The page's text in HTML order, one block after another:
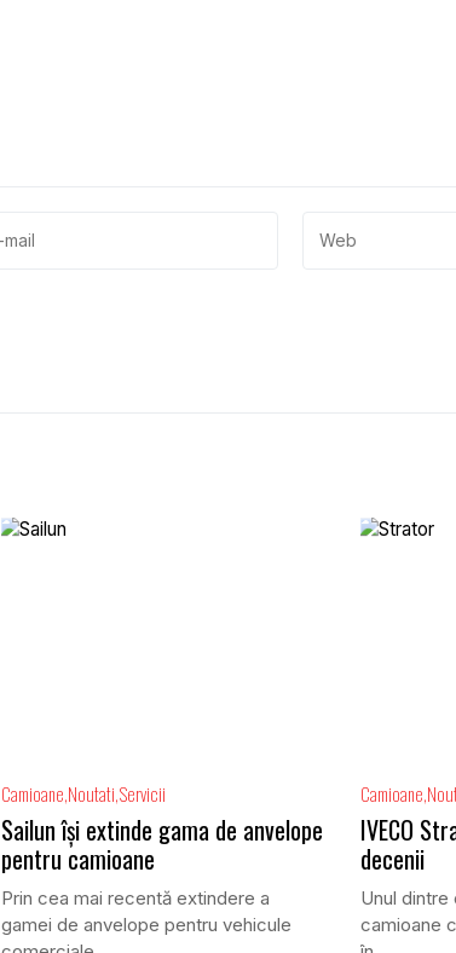
Camioane Noutati Servicii
Sailun își extinde gama de anvelope
pentru camioane
Prin cea mai recentă extindere a
gamei de anvelope pentru vehicule
Camioane
IVECO
decenii
Unul
camioane